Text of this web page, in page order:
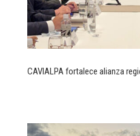
CAVIALPA fortalece alianza